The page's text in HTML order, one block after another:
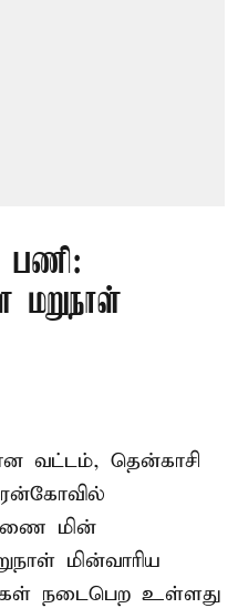
பணி:
மறுநாள்
வட்டம், தென்காசி
மின்
மின்வாரிய
நடைபெற உள்ளது